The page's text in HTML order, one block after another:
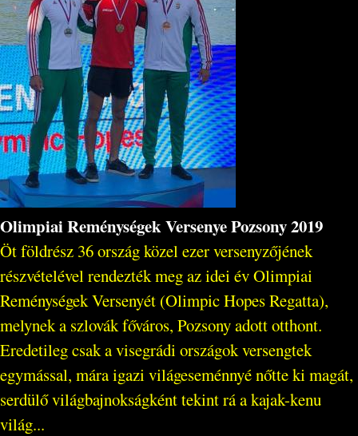
Olimpiai Reménységek Versenye Pozsony 2019
Öt földrész 36 ország közel ezer versenyzőjének
részvételével rendezték meg az idei év Olimpiai
Reménységek Versenyét (Olimpic Hopes Regatta),
melynek a szlovák főváros, Pozsony adott otthont.
Eredetileg csak a visegrádi országok versengtek
egymással, mára igazi világeseménnyé nőtte ki magát,
serdülő világbajnokságként tekint rá a kajak-kenu
világ...